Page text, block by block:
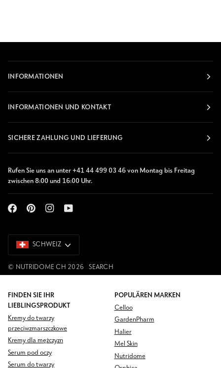
INFORMATIONEN
INFORMATIONEN UND KONTAKT
SICHERE ZAHLUNG UND LIEFERUNG
Rufen Sie uns an unter +41 44 499 03 46 von Montag bis Freitag
zwischen 8:00 und 16:00 Uhr.
SCHWEIZ
SCHWEIZ
© NUTRIDOME CH 2026 SEARCH
FINDEN SIE IHR
LIEBLINGSPRODUKT
Kremy do twarzy
przeciwzmarszczkowe
Kremy dla mężczyzn
Serum pod oczy
Serum do twarzy
POPULÄREN MARKEN
Celloo
GardenPharm
Halier
Mel Skin
Nutridome